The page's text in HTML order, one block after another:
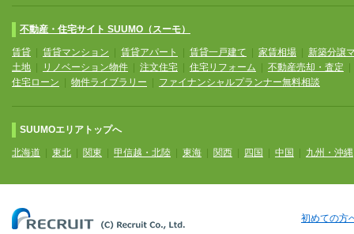
不動産・住宅サイト SUUMO（スーモ）
賃貸 賃貸マンション 賃貸アパート 賃貸一戸建て 家賃相場
新築分譲
土地
リノベーション物件 注文住宅 住宅リフォーム 不動産売却・査定
住宅ローン
物件ライブラリー ファイナンシャルプランナー無料相談
SUUMOエリアトップへ
北海道 東北 関東 甲信越・北陸 東海 関西 四国 中国 九州・沖縄
初めての方